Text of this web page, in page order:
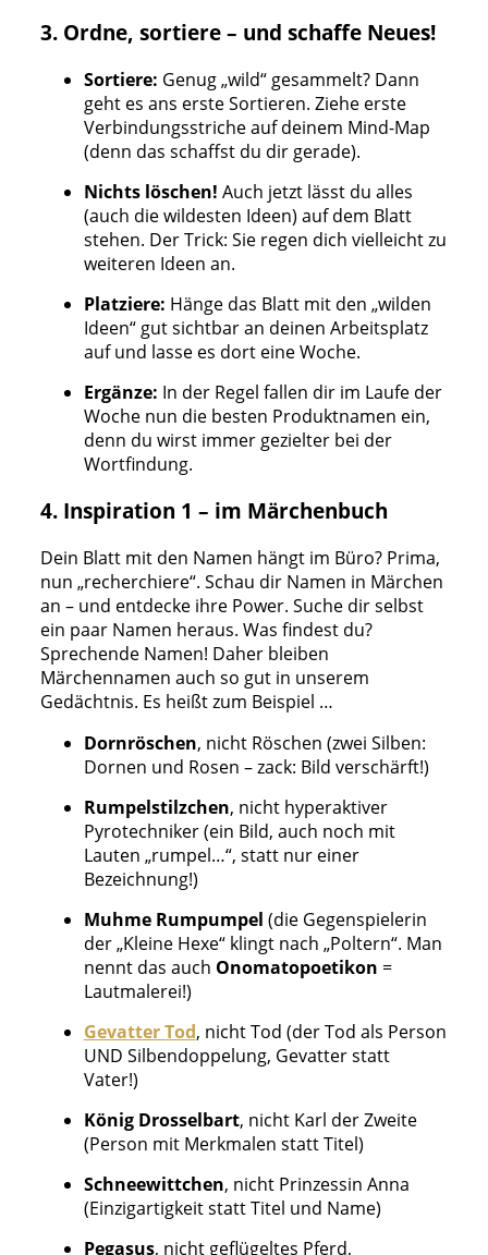
3. Ordne, sortiere – und schaffe Neues!
Sortiere: Genug „wild“ gesammelt? Dann
geht es ans erste Sortieren. Ziehe erste
Verbindungsstriche auf deinem Mind-Map
(denn das schaffst du dir gerade).
Nichts löschen! Auch jetzt lässt du alles
(auch die wildesten Ideen) auf dem Blatt
stehen. Der Trick: Sie regen dich vielleicht zu
weiteren Ideen an.
Platziere: Hänge das Blatt mit den „wilden
Ideen“ gut sichtbar an deinen Arbeitsplatz
auf und lasse es dort eine Woche.
Ergänze: In der Regel fallen dir im Laufe der
Woche nun die besten Produktnamen ein,
denn du wirst immer gezielter bei der
Wortfindung.
4. Inspiration 1 – im Märchenbuch
Dein Blatt mit den Namen hängt im Büro? Prima,
nun „recherchiere“. Schau dir Namen in Märchen
an – und entdecke ihre Power. Suche dir selbst
ein paar Namen heraus. Was findest du?
Sprechende Namen! Daher bleiben
Märchennamen auch so gut in unserem
Gedächtnis. Es heißt zum Beispiel …
Dornröschen, nicht Röschen (zwei Silben:
Dornen und Rosen – zack: Bild verschärft!)
Rumpelstilzchen, nicht hyperaktiver
Pyrotechniker (ein Bild, auch noch mit
Lauten „rumpel…“, statt nur einer
Bezeichnung!)
Muhme Rumpumpel (die Gegenspielerin
der „Kleine Hexe“ klingt nach „Poltern“. Man
nennt das auch Onomatopoetikon =
Lautmalerei!)
Gevatter Tod, nicht Tod (der Tod als Person
UND Silbendoppelung, Gevatter statt
Vater!)
König Drosselbart, nicht Karl der Zweite
(Person mit Merkmalen statt Titel)
Schneewittchen, nicht Prinzessin Anna
(Einzigartigkeit statt Titel und Name)
Pegasus, nicht geflügeltes Pferd,